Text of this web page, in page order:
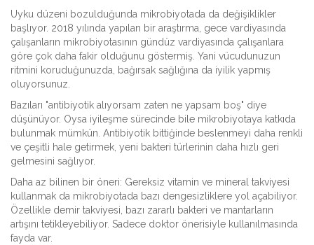
Uyku düzeni bozulduğunda mikrobiyotada da değişiklikler
başlıyor. 2018 yılında yapılan bir araştırma, gece vardiyasında
çalışanların mikrobiyotasının gündüz vardiyasında çalışanlara
göre çok daha fakir olduğunu göstermiş. Yani vücudunuzun
ritmini koruduğunuzda, bağırsak sağlığına da iyilik yapmış
oluyorsunuz.
Bazıları "antibiyotik alıyorsam zaten ne yapsam boş" diye
düşünüyor. Oysa iyileşme sürecinde bile mikrobiyotaya katkıda
bulunmak mümkün. Antibiyotik bittiğinde beslenmeyi daha renkli
ve çeşitli hale getirmek, yeni bakteri türlerinin daha hızlı geri
gelmesini sağlıyor.
Daha az bilinen bir öneri: Gereksiz vitamin ve mineral takviyesi
kullanmak da mikrobiyotada bazı dengesizliklere yol açabiliyor.
Özellikle demir takviyesi, bazı zararlı bakteri ve mantarların
artışını tetikleyebiliyor. Sadece doktor önerisiyle kullanılmasında
fayda var.